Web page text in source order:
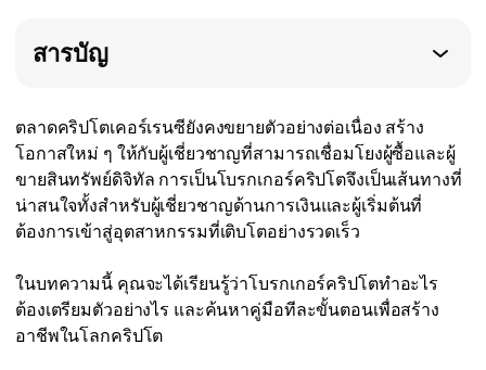
สารบัญ
ตลาดคริปโตเคอร์เรนซียังคงขยายตัวอย่างต่อเนื่อง สร้าง
โอกาสใหม่ ๆ ให้กับผู้เชี่ยวชาญที่สามารถเชื่อมโยงผู้ซื้อและผู้
ขายสินทรัพย์ดิจิทัล การเป็นโบรกเกอร์คริปโตจึงเป็นเส้นทางที่
น่าสนใจทั้งสำหรับผู้เชี่ยวชาญด้านการเงินและผู้เริ่มต้นที่
ต้องการเข้าสู่อุตสาหกรรมที่เติบโตอย่างรวดเร็ว
ในบทความนี้ คุณจะได้เรียนรู้ว่าโบรกเกอร์คริปโตทำอะไร
ต้องเตรียมตัวอย่างไร และค้นหาคู่มือทีละขั้นตอนเพื่อสร้าง
อาชีพในโลกคริปโต